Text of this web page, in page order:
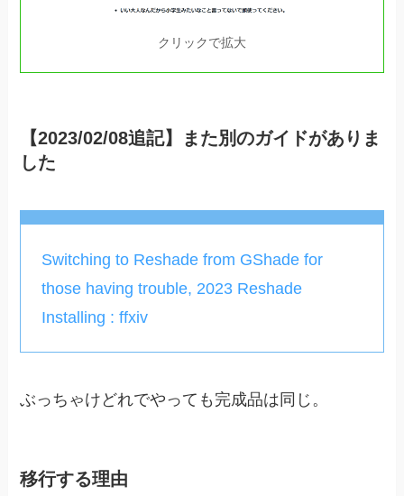
クリックで拡大
【2023/02/08追記】また別のガイドがありま
した
Switching to Reshade from GShade for
those having trouble, 2023 Reshade
Installing : ffxiv
ぶっちゃけどれでやっても完成品は同じ。
移行する理由